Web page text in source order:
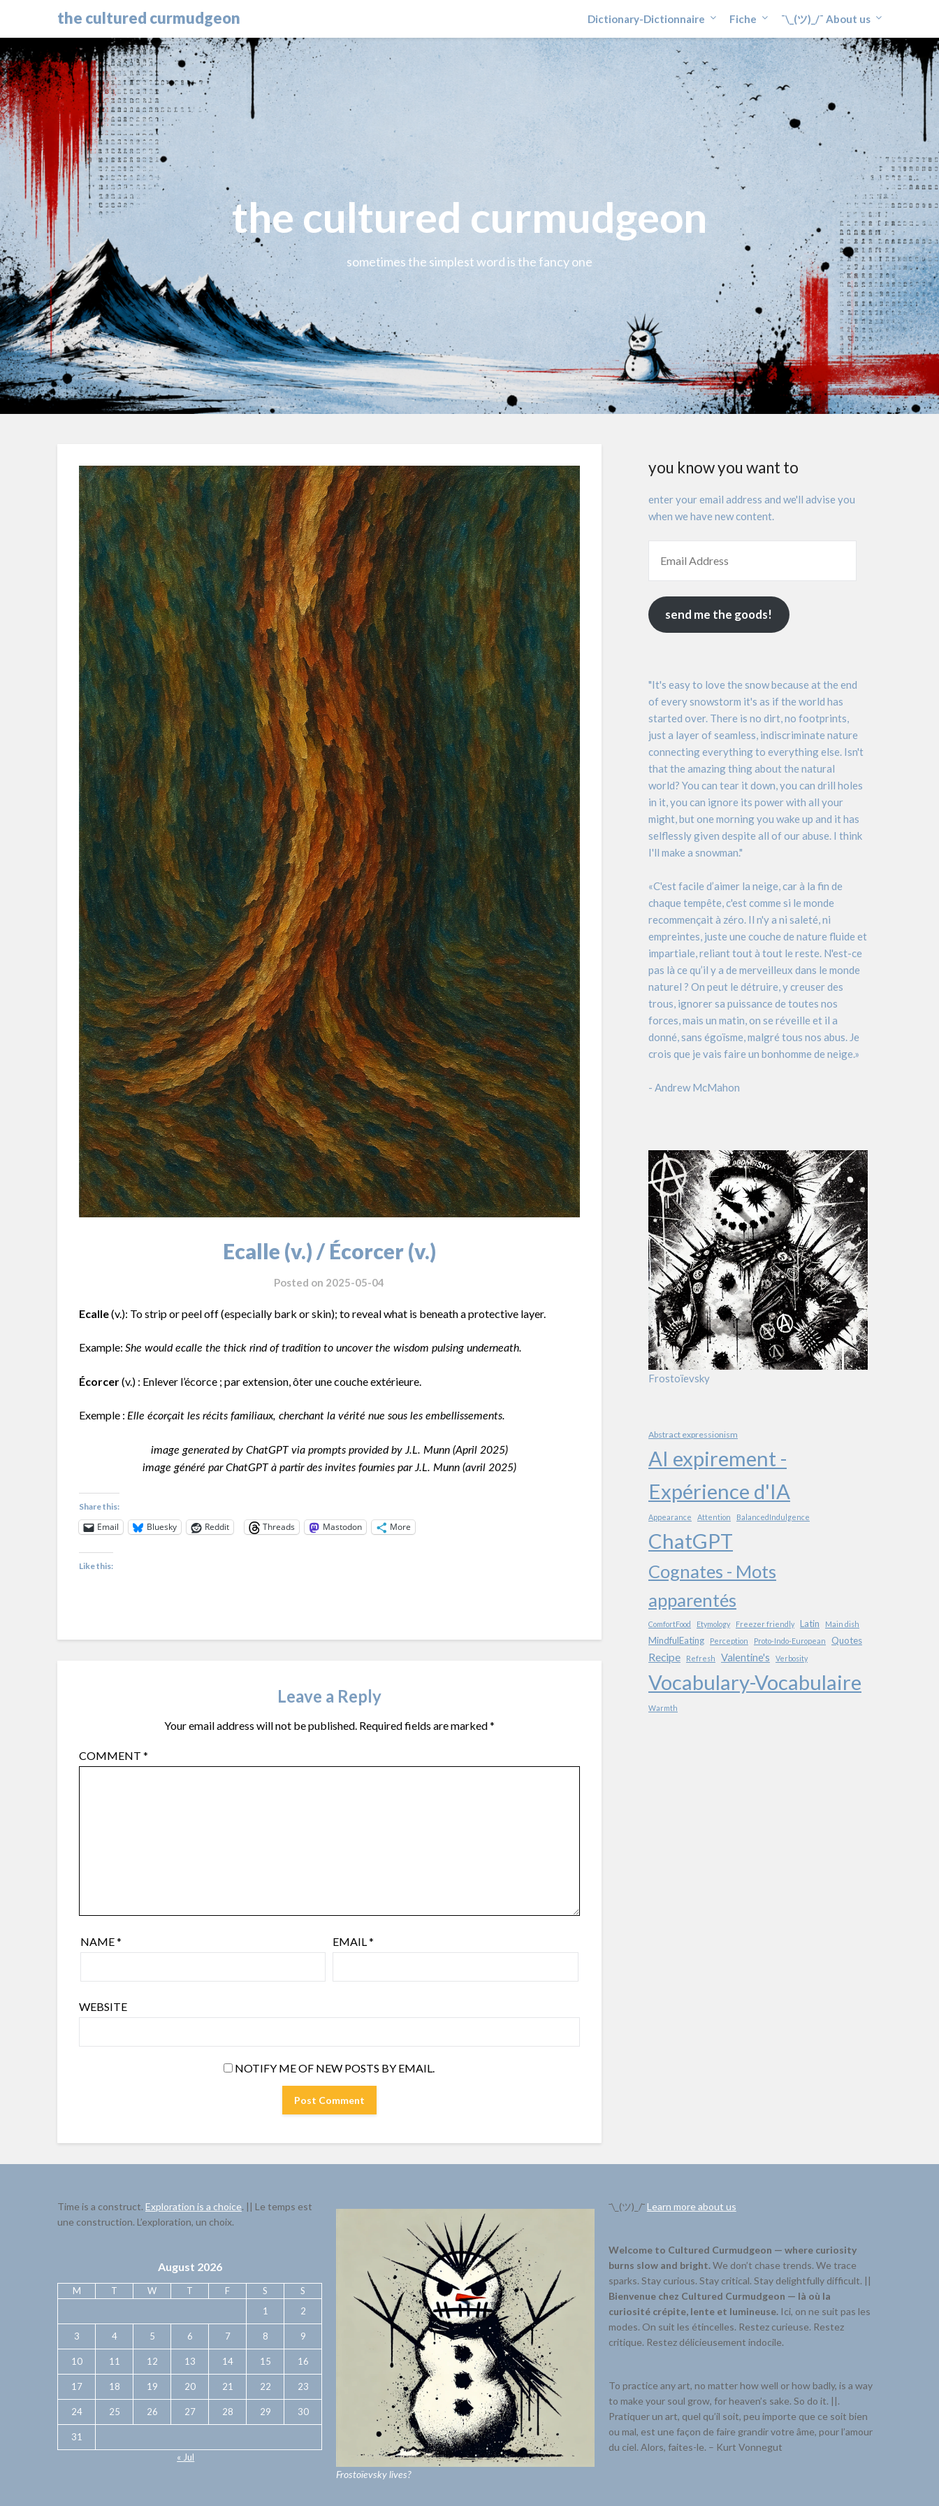
the cultured curmudgeon Dictionary-Dictionnaire Fiche ¯\_(ツ)_/¯ About us
the cultured curmudgeon
sometimes the simplest word is the fancy one
Ecalle (v.) / Écorcer (v.)
Posted on 2025-05-04
Ecalle(v.): To strip or peel off (especially bark or skin); to reveal what is beneath a protective layer.
Example: She would ecalle the thick rind of tradition to uncover the wisdom pulsing underneath.
Écorcer(v.) : Enlever l’écorce ; par extension, ôter une couche extérieure.
Exemple : Elle écorçait les récits familiaux, cherchant la vérité nue sous les embellissements.
image generated by ChatGPT via prompts provided by J.L. Munn (April 2025)
image généré par ChatGPT à partir des invites fournies par J.L. Munn (avril 2025)
Share this:
Email Bluesky Reddit Threads Mastodon More
Like this:
Leave a Reply
Your email address will not be published. Required fields are marked*
COMMENT*
NAME* EMAIL*
WEBSITE
NOTIFY ME OF NEW POSTS BY EMAIL.
you know you want to
enter your email address and we'll advise you
when we have new content.
send me the goods!
"It's easy to love the snow because at the end
of every snowstorm it's as if the world has
started over. There is no dirt, no footprints,
just a layer of seamless, indiscriminate nature
connecting everything to everything else. Isn't
that the amazing thing about the natural
world? You can tear it down, you can drill holes
in it, you can ignore its power with all your
might, but one morning you wake up and it has
selflessly given despite all of our abuse. I think
I'll make a snowman."
«C'est facile d’aimer la neige, car à la fin de
chaque tempête, c'est comme si le monde
recommençait à zéro. Il n'y a ni saleté, ni
empreintes, juste une couche de nature fluide et
impartiale, reliant tout à tout le reste. N'est-ce
pas là ce qu’il y a de merveilleux dans le monde
naturel ? On peut le détruire, y creuser des
trous, ignorer sa puissance de toutes nos
forces, mais un matin, on se réveille et il a
donné, sans égoïsme, malgré tous nos abus. Je
crois que je vais faire un bonhomme de neige.»
- Andrew McMahon
Frostoïevsky
Abstract expressionism
AI expirement -
Expérience d'IA
Appearance Attention BalancedIndulgence
ChatGPT
Cognates - Mots
apparentés
ComfortFood Etymology Freezer friendly Latin Main dish
MindfulEating Perception Proto-Indo-European Quotes
Recipe Refresh Valentine's Verbosity
Vocabulary-Vocabulaire
Warmth
Time is a construct. Exploration is a choice. || Le temps est
une construction. L’exploration, un choix.
August 2026
M T W T F S
S
1
2
3 4 5 6 7 8 9
10 11 12 13 14 15 16
17 18 19 20 21 22 23
24 25 26 27 28 29 30
31
« Jul
Frostoïevsky lives?
¯\_(ツ)_/¯Learn more about us
Welcome to Cultured Curmudgeon — where curiosity
burns slow and bright.We don’t chase trends. We trace
sparks. Stay curious. Stay critical. Stay delightfully difficult. ||
Bienvenue chez Cultured Curmudgeon — là où la
curiosité crépite, lente et lumineuse.Ici, on ne suit pas les
modes. On suit les étincelles. Restez curieuse. Restez
critique. Restez délicieusement indocile.
To practice any art, no matter how well or how badly, is a way
to make your soul grow, for heaven’s sake. So do it. ||.
Pratiquer un art, quel qu’il soit, peu importe que ce soit bien
ou mal, est une façon de faire grandir votre âme, pour l’amour
du ciel. Alors, faites-le. – Kurt Vonnegut